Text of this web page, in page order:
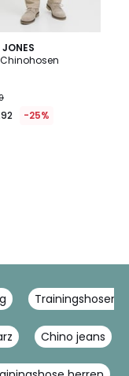
-25%
Trainingshosen
Chino jeans